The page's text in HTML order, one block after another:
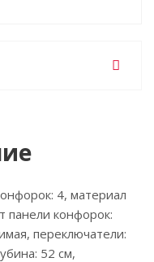
4, материал
панели конфорок:
переключатели:
52 см,